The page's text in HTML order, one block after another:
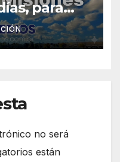
para
y Norte
no será
están